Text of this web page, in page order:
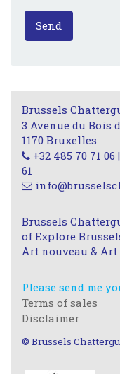
Send
Brussels
3 Avenue du Bois
1170 Bruxelles
+32 485 70 71 06
61
Brussels
of Explore
Art nouveau & Art
Please send me
Terms of sales
Disclaimer
© Brussels